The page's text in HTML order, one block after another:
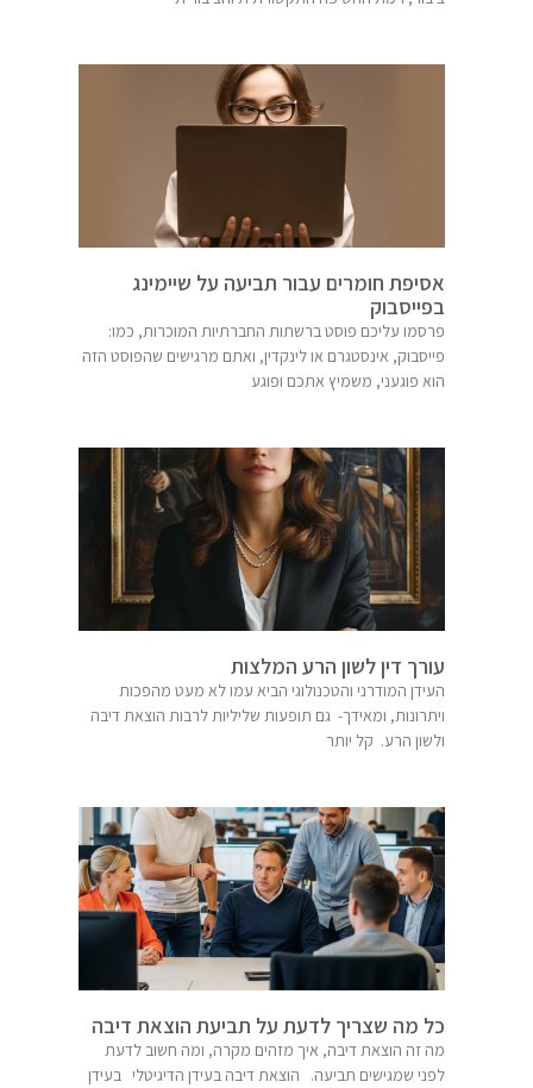
אסיפת חומרים עבור תביעה על שיימינג
בפייסבוק
פרסמו עליכם פוסט ברשתות החברתיות המוכרות, כמו:
פייסבוק, אינסטגרם או לינקדין, ואתם מרגישים שהפוסט הזה
הוא פוגעני, משמיץ אתכם ופוגע
עורך דין לשון הרע המלצות
העידן המודרני והטכנולוגי הביא עמו לא מעט מהפכות
ויתרונות, ומאידך- גם תופעות שליליות לרבות הוצאת דיבה
ולשון הרע. קל יותר
כל מה שצריך לדעת על תביעת הוצאת דיבה
מה זה הוצאת דיבה, איך מזהים מקרה, ומה חשוב לדעת
לפני שמגישים תביעה. הוצאת דיבה בעידן הדיגיטלי בעידן